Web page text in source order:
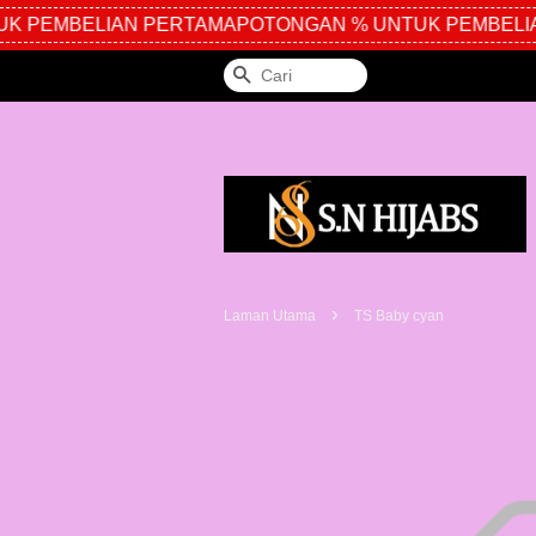
PEMBELIAN PERTAMAPOTONGAN % UNTUK
Cari
Laman Utama › TS Baby cyan